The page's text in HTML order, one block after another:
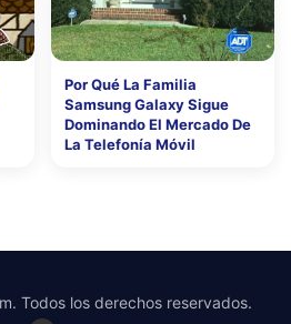
Por Qué La Familia
Samsung Galaxy Sigue
Dominando El Mercado De
La Telefonía Móvil
Todos los derechos reservados.